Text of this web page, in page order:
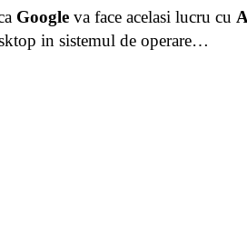
Google va face acelasi lucru cu
in sistemul de operare…